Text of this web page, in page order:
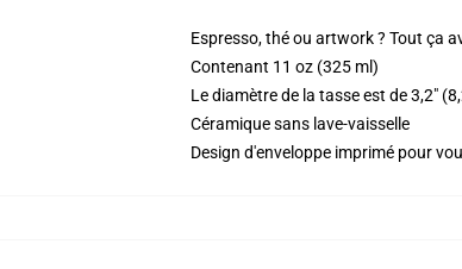
Espresso, thé ou artwork ? Tout ça
Contenant 11 oz (325 ml)
Le diamètre de la tasse est de 3,2"
Céramique sans lave-vaisselle
Design d'enveloppe imprimé pour